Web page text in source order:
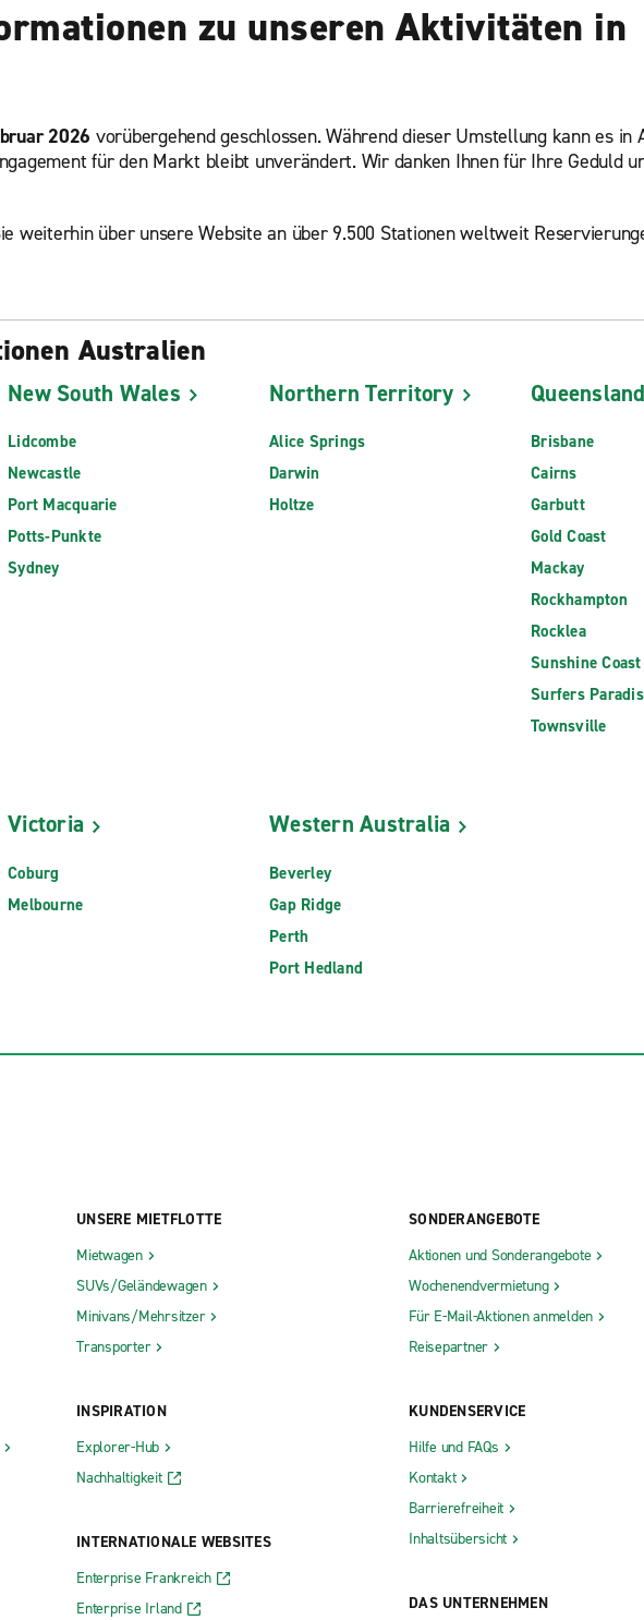
zu unseren Aktivitäten in
2026 vorübergehend geschlossen. Während dieser Umstellung kann es
für den Markt bleibt unverändert. Wir danken Ihnen für Ihre Geduld
weiterhin über unsere Website an über 9.500 Stationen weltweit
Australien
New South Wales
Lidcombe
Newcastle
Port Macquarie
Potts-Punkte
Sydney
Northern Territory
Alice Springs
Darwin
Holtze
Brisbane
Cairns
Garbutt
Gold Coast
Mackay
Rockhampton
Rocklea
Sunshine Coast
Surfers
Townsville
Victoria
Coburg
Melbourne
Western Australia
Beverley
Gap Ridge
Perth
Port Hedland
UNSERE MIETFLOTTE
Mietwagen
SUVs/Geländewagen
Minivans/Mehrsitzer
Transporter
INSPIRATION
Explorer-Hub
Nachhaltigkeit
INTERNATIONALE WEBSITES
Enterprise Frankreich
Enterprise Irland
SONDERANGEBOTE
Aktionen und Sonderangebote
Wochenendvermietung
Für E-Mail-Aktionen anmelden
Reisepartner
KUNDENSERVICE
Hilfe und FAQs
Kontakt
Barrierefreiheit
Inhaltsübersicht
DAS UNTERNEHMEN